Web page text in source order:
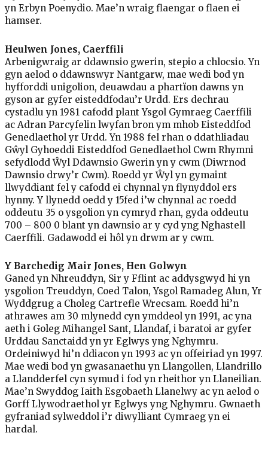
yn Erbyn Poenydio. Mae’n wraig flaengar o flaen ei
hamser.
Heulwen Jones, Caerffili
Arbenigwraig ar ddawnsio gwerin, stepio a chlocsio. Yn
gyn aelod o ddawnswyr Nantgarw, mae wedi bod yn
hyfforddi unigolion, deuawdau a phartïon dawns yn
gyson ar gyfer eisteddfodau’r Urdd. Ers dechrau
cystadlu yn 1981 cafodd plant Ysgol Gymraeg Caerffili
ac Adran Parcyfelin lwyfan bron ym mhob Eisteddfod
Genedlaethol yr Urdd. Yn 1988 fel rhan o ddathliadau
Gŵyl Gyhoeddi Eisteddfod Genedlaethol Cwm Rhymni
sefydlodd Ŵyl Ddawnsio Gwerin yn y cwm (Diwrnod
Dawnsio drwy’r Cwm). Roedd yr Ŵyl yn gymaint
llwyddiant fel y cafodd ei chynnal yn flynyddol ers
hynny. Y llynedd oedd y 15fed i’w chynnal ac roedd
oddeutu 35 o ysgolion yn cymryd rhan, gyda oddeutu
700 – 800 0 blant yn dawnsio ar y cyd yng Nghastell
Caerffili. Gadawodd ei hôl yn drwm ar y cwm.
Y Barchedig Mair Jones, Hen Golwyn
Ganed yn Nhreuddyn, Sir y Fflint ac addysgwyd hi yn
ysgolion Treuddyn, Coed Talon, Ysgol Ramadeg Alun, Yr
Wyddgrug a Choleg Cartrefle Wrecsam. Roedd hi’n
athrawes am 30 mlynedd cyn ymddeol yn 1991, ac yna
aeth i Goleg Mihangel Sant, Llandaf, i baratoi ar gyfer
Urddau Sanctaidd yn yr Eglwys yng Nghymru.
Ordeiniwyd hi’n ddiacon yn 1993 ac yn offeiriad yn 1997.
Mae wedi bod yn gwasanaethu yn Llangollen, Llandrillo
a Llandderfel cyn symud i fod yn rheithor yn Llaneilian.
Mae’n Swyddog Iaith Esgobaeth Llanelwy ac yn aelod o
Gorff Llywodraethol yr Eglwys yng Nghymru. Gwnaeth
gyfraniad sylweddol i’r diwylliant Cymraeg yn ei
hardal.